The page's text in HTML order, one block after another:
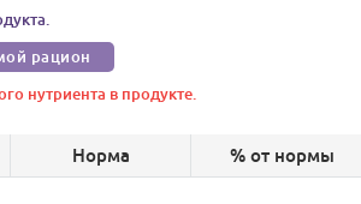
рацион
нутриента в продукте.
Норма % от нормы